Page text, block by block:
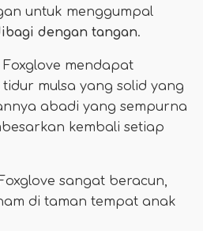
untuk menggumpal
dengan tangan.
mendapat
mulsa yang solid yang
abadi yang sempurna
kembali setiap
sangat beracun,
di taman tempat anak